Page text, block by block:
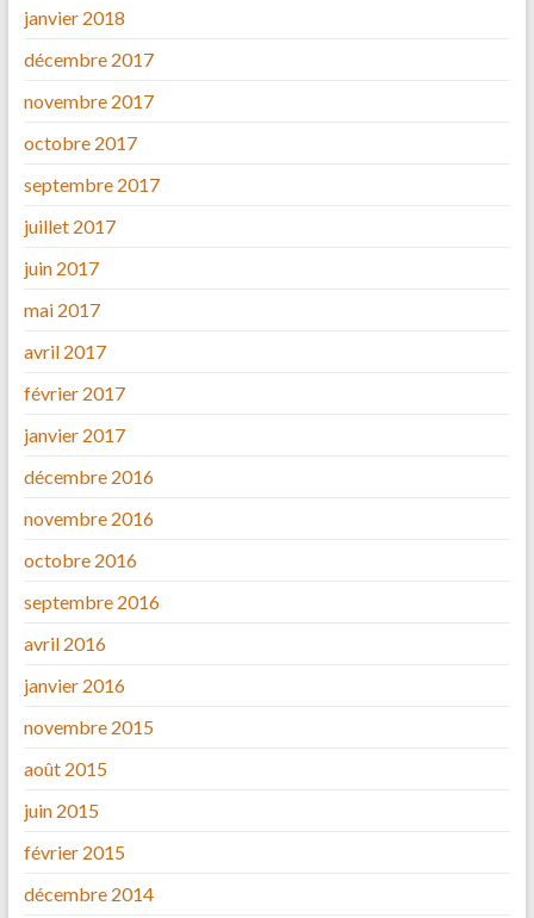
janvier 2018
décembre 2017
novembre 2017
octobre 2017
septembre 2017
juillet 2017
juin 2017
mai 2017
avril 2017
février 2017
janvier 2017
décembre 2016
novembre 2016
octobre 2016
septembre 2016
avril 2016
janvier 2016
novembre 2015
août 2015
juin 2015
février 2015
décembre 2014